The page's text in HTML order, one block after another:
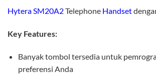
HyteraSM20A2Telephone Handset
Key Features:
Banyak tombol tersedia untuk
preferensi Anda